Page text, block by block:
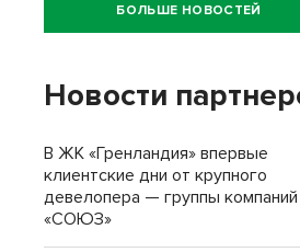
БОЛЬШЕ НОВОСТЕЙ
Новости
В ЖК «Гренландия» впервые
клиентские дни от крупного
девелопера — группы компаний
«СОЮЗ»